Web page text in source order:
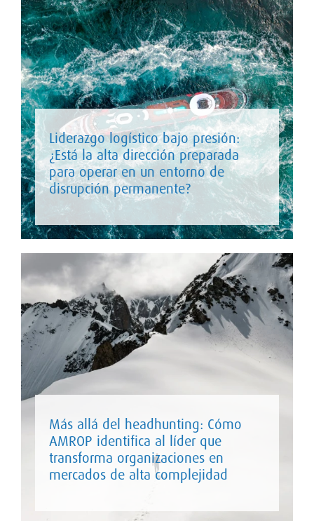
Liderazgo logístico bajo presión:
¿Está la alta dirección preparada
para operar en un entorno de
disrupción permanente?
Más allá del headhunting: Cómo
AMROP identifica al líder que
transforma organizaciones en
mercados de alta complejidad